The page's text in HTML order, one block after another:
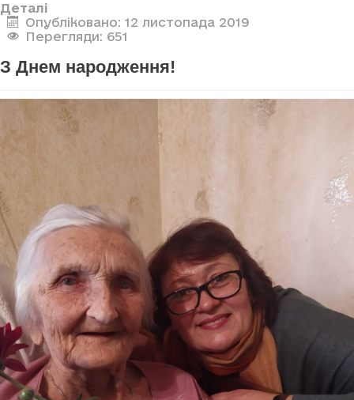
Деталі
Опубліковано: 12 листопада 2019
Перегляди: 651
З Днем народження!